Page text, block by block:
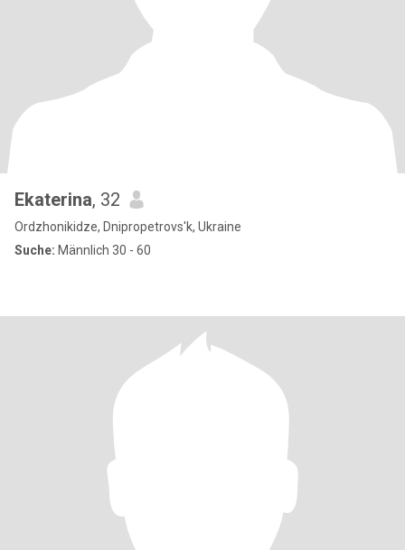
Ekaterina, 32
Ordzhonikidze, Dnipropetrovs'k, Ukraine
Suche: Männlich 30 - 60